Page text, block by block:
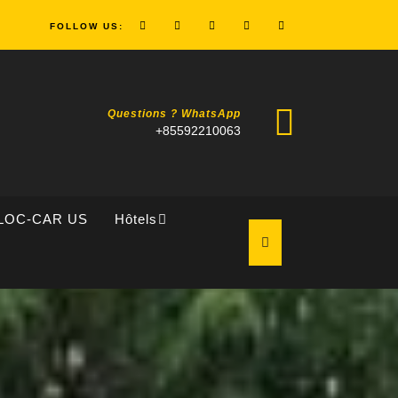
FOLLOW US:
Questions ? WhatsApp
+85592210063
CAR US Hôtels